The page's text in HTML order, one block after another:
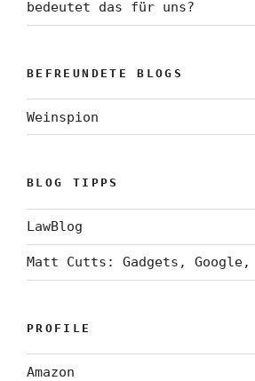
bedeutet das für uns?
BEFREUNDETE BLOGS
Weinspion
BLOG TIPPS
LawBlog
Matt Cutts: Gadgets, Google,
PROFILE
Amazon